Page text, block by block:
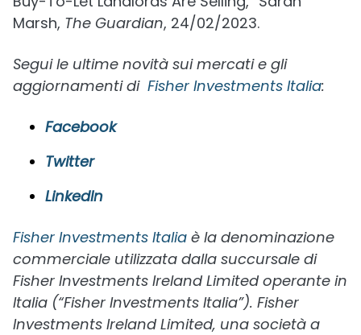
Marsh, The Guardian, 24/02/2023.
Segui le ultime novità sui mercati e gli
aggiornamenti di Fisher Investments Italia:
Facebook
Twitter
LinkedIn
Fisher Investments Italia è la denominazione
commerciale utilizzata dalla succursale di
Fisher Investments Ireland Limited operante in
Italia (“Fisher Investments Italia”). Fisher
Investments Ireland Limited, una società a